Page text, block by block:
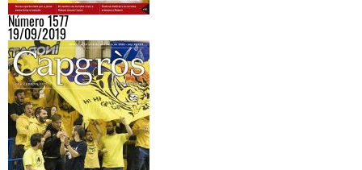
Número 1577
19/09/2019